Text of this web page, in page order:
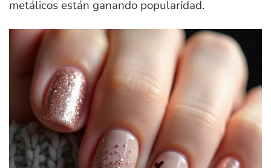
metálicos están ganando popularidad.